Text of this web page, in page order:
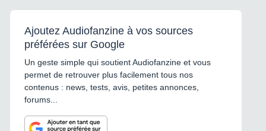
Ajoutez Audiofanzine à vos sources
préférées sur Google
Un geste simple qui soutient Audiofanzine et vous
permet de retrouver plus facilement tous nos
contenus : news, tests, avis, petites annonces,
forums...